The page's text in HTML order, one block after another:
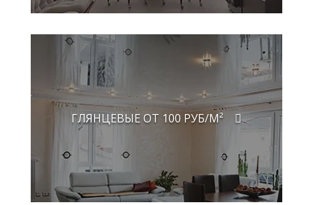
ГЛЯНЦЕВЫЕ ОТ 100 РУБ/М²